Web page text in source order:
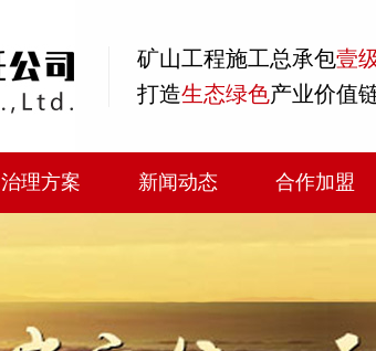
矿山工程施工总承包壹
打造生态绿色产业价值
治理方案 新闻动态 合作加盟